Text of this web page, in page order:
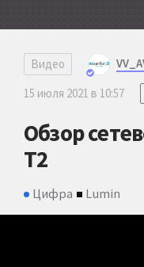
Видео
15 июля 2021 в 10:57
Обзор
T2
Цифра Lumin